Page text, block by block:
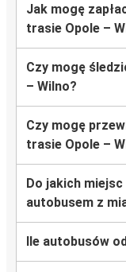
Jak mogę
trasie Opole –
Czy mogę
– Wilno?
Czy mogę
trasie Opole –
Do jakich
autobusem z
Ile autobusów